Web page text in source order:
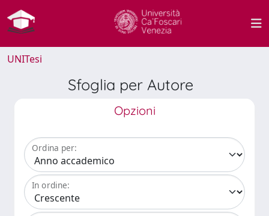
UNITesi
Sfoglia per Autore
Opzioni
Ordina per:
In ordine: